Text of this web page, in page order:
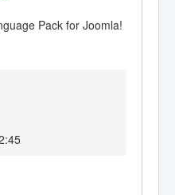
Pack for Joomla!